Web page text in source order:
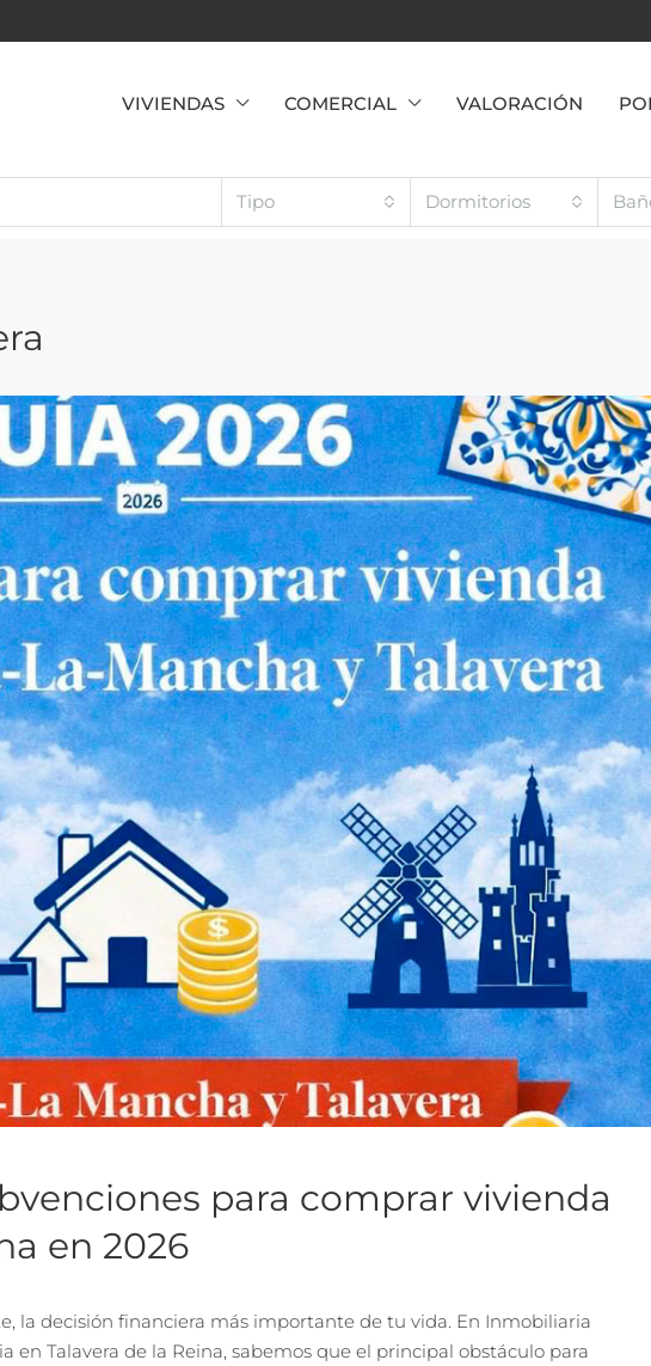
VIVIENDAS COMERCIAL VALORACIÓN
Tipo Dormitorios
para comprar vivienda
en 2026
la decisión financiera más importante de tu vida. En Inmobiliaria
en Talavera de la Reina, sabemos que el principal obstáculo para